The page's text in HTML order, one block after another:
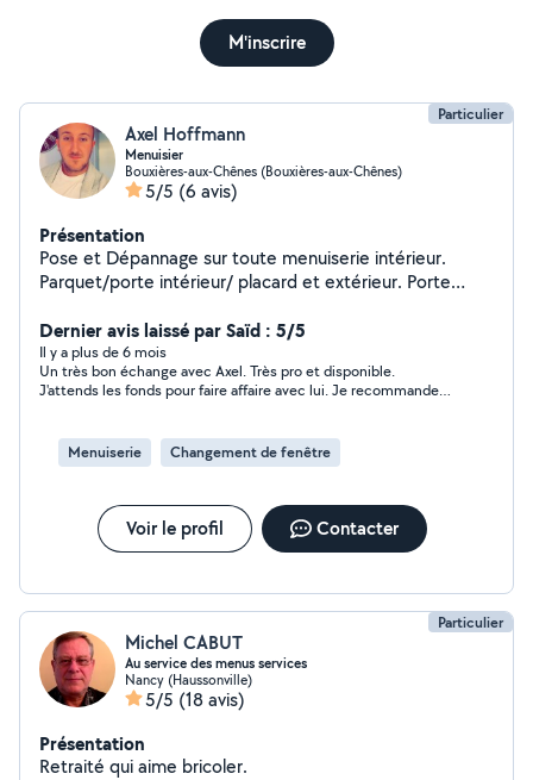
M'inscrire
Particulier
Axel Hoffmann
Menuisier
Bouxières-aux-Chênes (Bouxières-aux-Chênes)
5/5 (6 avis)
Présentation
Pose et Dépannage sur toute menuiserie intérieur.
Parquet/porte intérieur/ placard et extérieur. Porte
Dernier avis laissé par Saïd : 5/5
Il y a plus de 6 mois
Un très bon échange avec Axel. Très pro et disponible.
J'attends les fonds pour faire affaire avec lui. Je recommande
Menuiserie Changement de fenêtre
Voir le profil Contacter
Particulier
Michel CABUT
Au service des menus services
Nancy (Haussonville)
5/5 (18 avis)
Présentation
Retraité qui aime bricoler.